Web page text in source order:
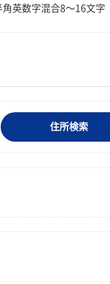
角英数字混合8〜16文字
住所検索